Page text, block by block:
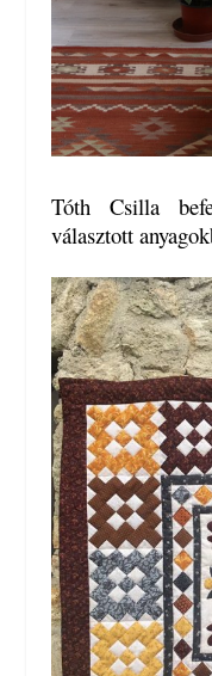
Tóth Csilla
választott